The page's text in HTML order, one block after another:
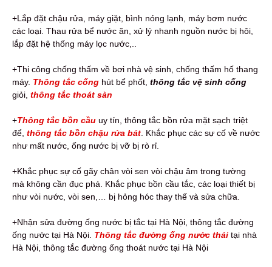
+Lắp đặt chậu rửa, máy giặt, bình nóng lạnh, máy bơm nước
các loại. Thau rửa bể nước ăn, xử lý nhanh nguồn nước bị hôi,
lắp đặt hệ thống máy lọc nước,..
+Thi công chống thấm về bơi nhà vệ sinh, chống thấm hố thang
máy. Thông tắc cống hút bể phốt, thông tắc vệ sinh cống
giỏi, thông tắc thoát sàn
+Thông tắc bồn cầu uy tín, thông tắc bồn rửa mặt sạch triệt
để, thông tắc bồn chậu rửa bát . Khắc phục các sự cố về nước
như mất nước, ống nước bị vỡ bị rò rỉ.
+Khắc phục sự cố gãy chân vòi sen vòi chậu âm trong tường
mà không cần đục phá. Khắc phục bồn cầu tắc, các loại thiết bị
như vòi nước, vòi sen,… bị hỏng hóc thay thế và sửa chữa.
+Nhận sửa đường ống nước bị tắc tại Hà Nội, thông tắc đường
ống nước tại Hà Nội. Thông tắc đường ống nước thải tại nhà
Hà Nội, thông tắc đường ống thoát nước tại Hà Nội